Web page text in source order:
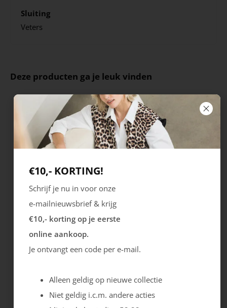
Sluiting
Veters
Deze producten ga je leuk vinden
Ecco
City Stride
€10,- KORTING!
Schrijf je nu in voor onze
e-mailnieuwsbrief & krijg
€10,- korting op je eerste
online aankoop.
Je ontvangt een code per e-mail.
Alleen geldig op nieuwe collectie
Niet geldig i.c.m. andere acties